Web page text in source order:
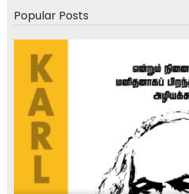
Popular Posts